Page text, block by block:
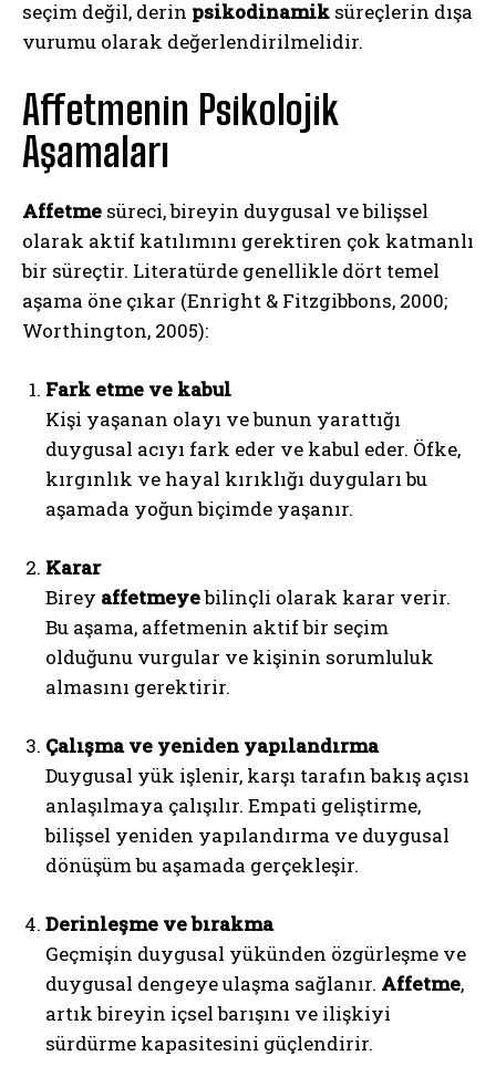
seçim değil, derin psikodinamik süreçlerin dışa
vurumu olarak değerlendirilmelidir.
Affetmenin Psikolojik
Aşamaları
Affetme süreci, bireyin duygusal ve bilişsel
olarak aktif katılımını gerektiren çok katmanlı
bir süreçtir. Literatürde genellikle dört temel
aşama öne çıkar (Enright & Fitzgibbons, 2000;
Worthington, 2005):
Fark etme ve kabul
Kişi yaşanan olayı ve bunun yarattığı
duygusal acıyı fark eder ve kabul eder. Öfke,
kırgınlık ve hayal kırıklığı duyguları bu
aşamada yoğun biçimde yaşanır.
Karar
Birey affetmeyebilinçli olarak karar verir.
Bu aşama, affetmenin aktif bir seçim
olduğunu vurgular ve kişinin sorumluluk
almasını gerektirir.
Çalışma ve yeniden yapılandırma
Duygusal yük işlenir, karşı tarafın bakış açısı
anlaşılmaya çalışılır. Empati geliştirme,
bilişsel yeniden yapılandırma ve duygusal
dönüşüm bu aşamada gerçekleşir.
Derinleşme ve bırakma
Geçmişin duygusal yükünden özgürleşme ve
duygusal dengeye ulaşma sağlanır. Affetme,
artık bireyin içsel barışını ve ilişkiyi
sürdürme kapasitesini güçlendirir.